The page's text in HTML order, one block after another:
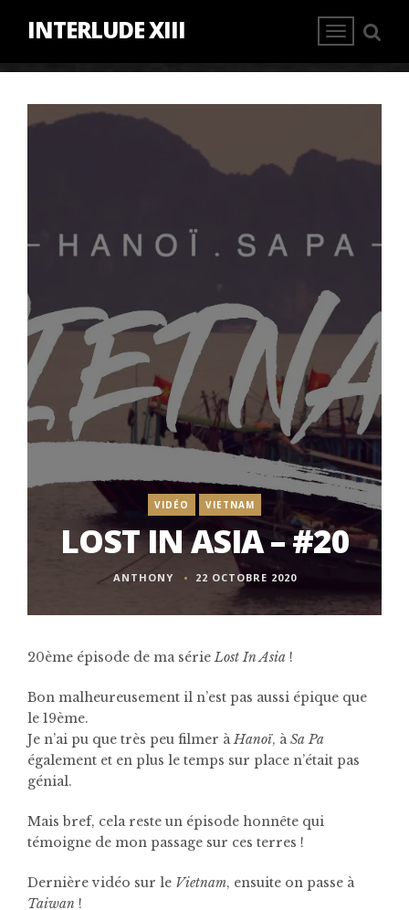
INTERLUDE XIII
VIDÉO VIETNAM
LOST IN ASIA – #20
ANTHONY 22 OCTOBRE 2020
20ème épisode de ma sérieLost In Asia !
Bon malheureusement il n’est pas aussi épique que
le 19ème.
Je n’ai pu que très peu filmer àHanoï, àSa Pa
également et en plus le temps sur place n’était pas
génial.
Mais bref, cela reste un épisode honnête qui
témoigne de mon passage sur ces terres !
Dernière vidéo sur le Vietnam, ensuite on passe à
Taiwan !